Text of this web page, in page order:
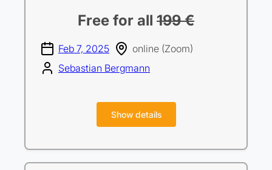
Free for all 199 €
Feb 7, 2025
online (Zoom)
Sebastian Bergmann
Show details